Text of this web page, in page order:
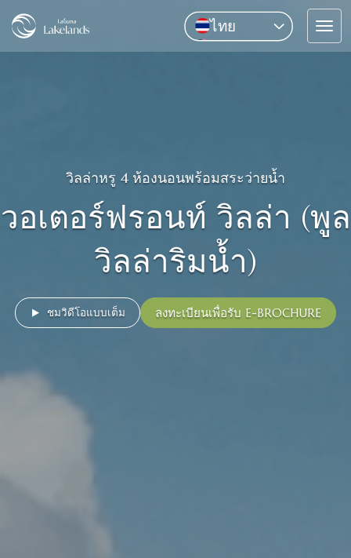
ไทย
English
วิลล่าหรู 4 ห้องนอนพร้อมสระว่ายน้ำ
วอเตอร์ฟรอนท์ วิลล่า (พูล
วิลล่าริมน้ำ)
ชมวิดีโอแบบเต็ม ลงทะเบียนเพื่อรับ E-BROCHURE